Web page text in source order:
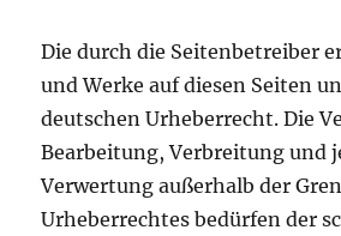
Die durch die Seitenbetreiber
und Werke auf diesen Seiten
deutschen Urheberrecht. Die
Bearbeitung, Verbreitung und
Verwertung außerhalb der
Urheberrechtes bedürfen der